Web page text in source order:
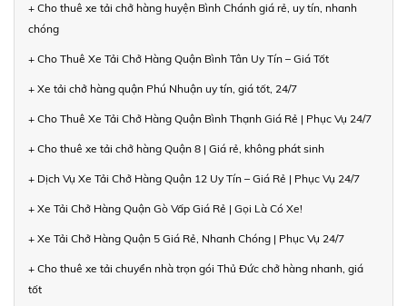
+ Cho thuê xe tải chở hàng huyện Bình Chánh giá rẻ, uy tín, nhanh
chóng
+ Cho Thuê Xe Tải Chở Hàng Quận Bình Tân Uy Tín – Giá Tốt
+ Xe tải chở hàng quận Phú Nhuận uy tín, giá tốt, 24/7
+ Cho Thuê Xe Tải Chở Hàng Quận Bình Thạnh Giá Rẻ | Phục Vụ 24/7
+ Cho thuê xe tải chở hàng Quận 8 | Giá rẻ, không phát sinh
+ Dịch Vụ Xe Tải Chở Hàng Quận 12 Uy Tín – Giá Rẻ | Phục Vụ 24/7
+ Xe Tải Chở Hàng Quận Gò Vấp Giá Rẻ | Gọi Là Có Xe!
+ Xe Tải Chở Hàng Quận 5 Giá Rẻ, Nhanh Chóng | Phục Vụ 24/7
+ Cho thuê xe tải chuyển nhà trọn gói Thủ Đức chở hàng nhanh, giá
tốt